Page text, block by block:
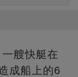
艘快艇在
成船上的6